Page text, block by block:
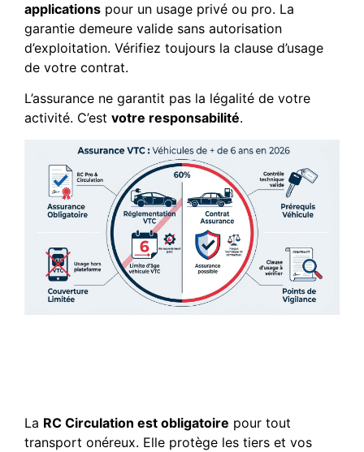
applications pour un usage privé ou pro. La
garantie demeure valide sans autorisation
d’exploitation. Vérifiez toujours la clause d’usage
de votre contrat.
L’assurance ne garantit pas la légalité de votre
activité. C’est votre responsabilité.
La RC Circulation est obligatoire pour tout
transport onéreux. Elle protège les tiers et vos